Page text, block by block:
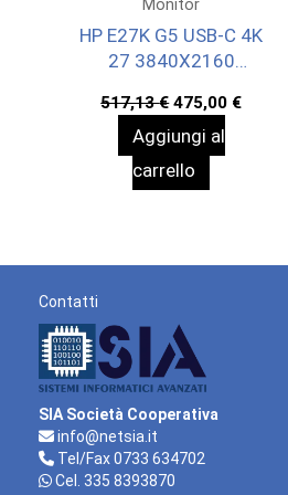
Monitor
HP E27K G5 USB-C 4K
27 3840X2160
517,13€ Il
prezzo
originale
517,13 €.
475,00 €Il
prezzo
Aggiungi al
carrello
Contatti
SIA Società Cooperativa
info@netsia.it
Tel/Fax 0733 634702
Cel. 335 8393870